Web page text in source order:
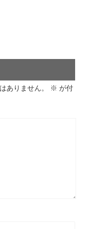
ありません。 ※ が付